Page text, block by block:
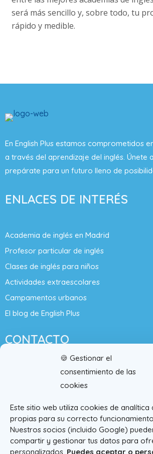
🍪 Gestionar el
consentimiento de las
cookies
Este sitio web utiliza cookies de analítica
propias para su correcto
Nuestros socios (incluido Google)
compartir y gestionar tus datos para
personalizados. Puedes aceptar o
será más sencillo y, sobre todo, tu
rápido y medible.
En English Plus estamos comprometidos
a través del aprendizaje del inglés. Únete
prepárate para un futuro lleno de
ENLACES DE INTERÉS
Academia de inglés en Madrid
Profesor particular de inglés
Clases de inglés para niños
Actividades extraescolares
Campamentos urbanos
El blog de English Plus
CONTACTO
+34 911 435 715
info@english-plus.es
C/Núñez de Balboa, 30, Bajo A,